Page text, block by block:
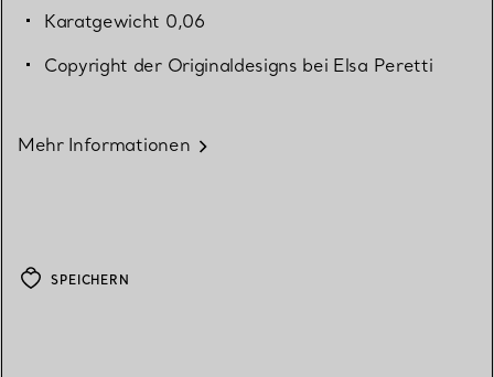
Karatgewicht 0,06
Copyright der Originaldesigns bei Elsa Peretti
Mehr Informationen
SPEICHERN